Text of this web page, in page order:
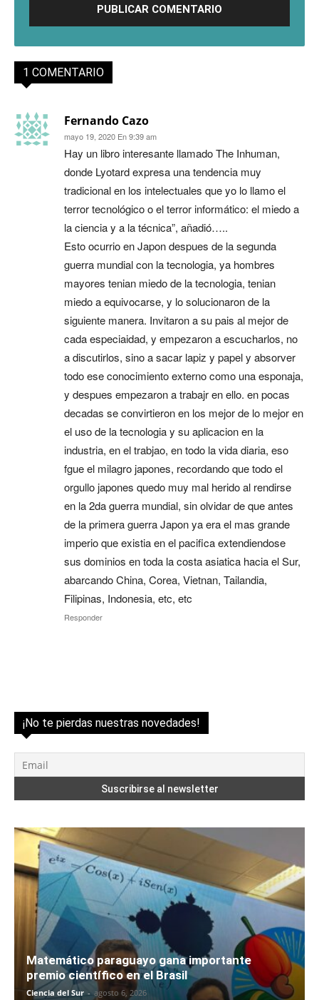
1 COMENTARIO
Fernando Cazo
mayo 19, 2020 En 9:39 am
Hay un libro interesante llamado The Inhuman,
donde Lyotard expresa una tendencia muy
tradicional en los intelectuales que yo lo llamo el
terror tecnológico o el terror informático: el miedo a
la ciencia y a la técnica”, añadió…..
Esto ocurrio en Japon despues de la segunda
guerra mundial con la tecnologia, ya hombres
mayores tenian miedo de la tecnologia, tenian
miedo a equivocarse, y lo solucionaron de la
siguiente manera. Invitaron a su pais al mejor de
cada especiaidad, y empezaron a escucharlos, no
a discutirlos, sino a sacar lapiz y papel y absorver
todo ese conocimiento externo como una esponaja,
y despues empezaron a trabajr en ello. en pocas
decadas se convirtieron en los mejor de lo mejor en
el uso de la tecnologia y su aplicacion en la
industria, en el trabjao, en todo la vida diaria, eso
fgue el milagro japones, recordando que todo el
orgullo japones quedo muy mal herido al rendirse
en la 2da guerra mundial, sin olvidar de que antes
de la primera guerra Japon ya era el mas grande
imperio que existia en el pacifica extendiendose
sus dominios en toda la costa asiatica hacia el Sur,
abarcando China, Corea, Vietnan, Tailandia,
Filipinas, Indonesia, etc, etc
Responder
¡No te pierdas nuestras novedades!
Matemático paraguayo gana importante
premio científico en el Brasil
Ciencia del Sur - agosto 6, 2026